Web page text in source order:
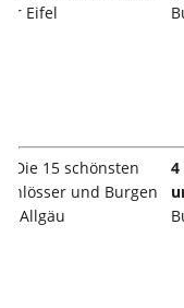
4